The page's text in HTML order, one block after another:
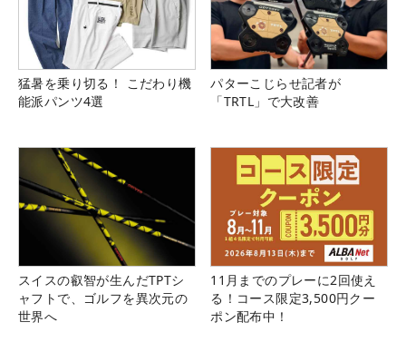
猛暑を乗り切る！ こだわり機
能派パンツ4選
パターこじらせ記者が
「TRTL」で大改善
スイスの叡智が生んだTPTシ
ャフトで、ゴルフを異次元の
世界へ
11月までのプレーに2回使え
る！コース限定3,500円クー
ポン配布中！